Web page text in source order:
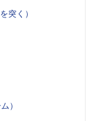
突く）
）